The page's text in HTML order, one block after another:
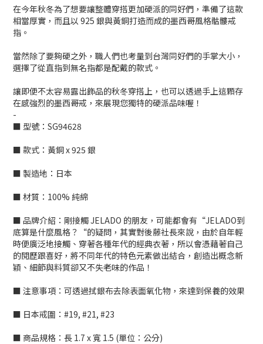
在今年秋冬為了想要讓整體穿搭更加硬派的同好們，準備了這款
相當厚實，而且以 925 銀與黃銅打造而成的墨西哥風格骷髏戒
指。
當然除了要夠硬之外，職人們也考量到台灣同好們的手掌大小，
選擇了從直指到無名指都是配戴的款式。
讓即便不太容易露出飾品的秋冬穿搭上，也可以透過手上這顆存
在感強烈的墨西哥戒，來展現您獨特的硬派品味喔！
-
■ 型號：SG94628
■ 款式：黃銅 x 925 銀
■ 製造地：日本
■ 材質：100% 純綿
■ 品牌介紹：剛接觸 JELADO 的朋友，可能都會有“JELADO到
底算是什麼風格？“的疑問，其實對後藤社長來說，由於自年輕
時便廣泛地接觸、穿著各種年代的經典衣著，所以會憑藉著自己
的閱歷跟喜好，將不同年代的特色元素做出結合，創造出概念新
穎、細節與料質卻又不失老味的作品！
■ 注意事項：可透過拭銀布去除表面氧化物，來達到保養的效果
■ 日本戒圍：#19, #21, #23
■ 商品規格：長 1.7 x 寬 1.5 (單位：公分)